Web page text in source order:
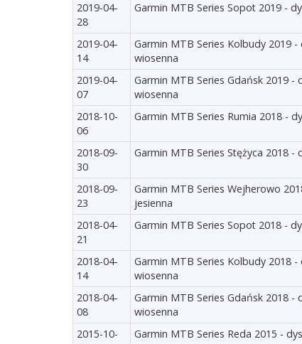
2019-04-
28
Garmin MTB Series Sopot 2019 -
2019-04-
14
Garmin MTB Series Kolbudy 2019
wiosenna
2019-04-
07
Garmin MTB Series Gdańsk 2019 -
wiosenna
2018-10-
06
Garmin MTB Series Rumia 2018 -
2018-09-
30
Garmin MTB Series Stężyca 2018
2018-09-
23
Garmin MTB Series Wejherowo
jesienna
2018-04-
21
Garmin MTB Series Sopot 2018 -
2018-04-
14
Garmin MTB Series Kolbudy 2018
wiosenna
2018-04-
08
Garmin MTB Series Gdańsk 2018 -
wiosenna
2015-10-
Garmin MTB Series Reda 2015 -